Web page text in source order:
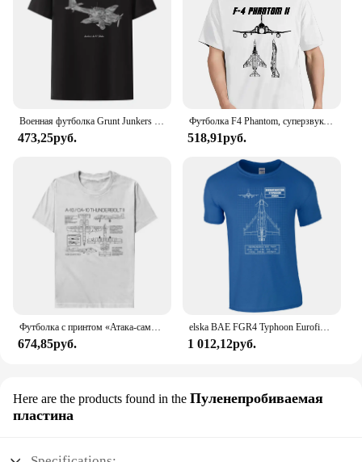
Военная футболка Grunt Junkers Ju 87, футболка из модала Stuka, мужская одежда, уличная мода с короткими рукавами, хипстерская удобная повседневная рубашка с круглым вырезом
473,25руб.
Футболка F4 Phantom, суперзвуковая Военная Футболка США, новая модная футболка унисекс, Забавные топы, футболки, летняя хлопковая Футболка с круглым вырезом
518,91руб.
Футболка с принтом «Атака-самолет» US A10 OA10 Thunderbolt II, хлопковая мужская футболка с короткими рукавами и круглым вырезом для любителей милитари, новинка
674,85руб.
elska BAE FGR4 Typhoon Eurofighter, мужская футболка, военные рубашки для самолетов RAF Blueprint, короткие повседневные рубашки из 100% хлопка
1 012,12руб.
Here are the products found in the Пуленепробиваемая
пластина